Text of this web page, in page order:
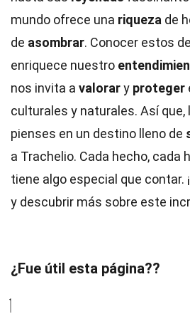
mundo ofrece una riqueza de
de asombrar. Conocer estos
enriquece nuestro
nos invita a valorary proteger
culturales y naturales. Así que,
pienses en un destino lleno de
a Trachelio. Cada hecho, cada
tiene algo especial que contar.
y descubrir más sobre este
¿Fue útil esta página??